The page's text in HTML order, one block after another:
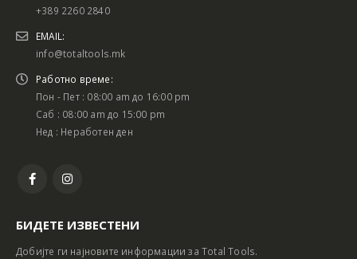
+389 2260 2840
EMAIL:
info@totaltools.mk
Работно време:
Пон - Пет : 08:00 am до 16:00 pm
Саб : 08:00 am до 15:00 pm
Нед : Неработен ден
БИДЕТЕ ИЗВЕСТЕНИ
Добијте ги најновите информации за Total Tools.